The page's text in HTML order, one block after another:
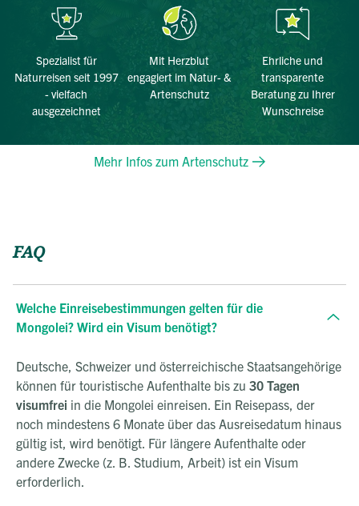
Spezialist für
Naturreisen seit 1997
- vielfach
ausgezeichnet
Mit Herzblut
engagiert im Natur- &
Artenschutz
Ehrliche und
transparente
Beratung zu Ihrer
Wunschreise
Mehr Infos zum Artenschutz
FAQ
Welche Einreisebestimmungen gelten für die
Mongolei? Wird ein Visum benötigt?
Deutsche, Schweizer und österreichische Staatsangehörige
können für touristische Aufenthalte bis zu 30 Tagen
visumfrei in die Mongolei einreisen. Ein Reisepass, der
noch mindestens 6 Monate über das Ausreisedatum hinaus
gültig ist, wird benötigt. Für längere Aufenthalte oder
andere Zwecke (z. B. Studium, Arbeit) ist ein Visum
erforderlich.